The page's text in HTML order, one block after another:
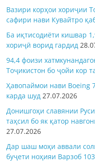
Вазири корҳои хориҷии
сафири нави Кувайтро
Ба иқтисодиёти кишвар
хориҷӣ ворид гардид
94,4 фоизи
Тоҷикистон бо ҷойи кор
Ҳавопаймои нави Boeing
карда шуд 27.07.2026
Донишгоҳи славянии
таҳсил бо як қатор
27.07.2026
Дар шаш моҳи аввали
буҷети ноҳияи Варзоб